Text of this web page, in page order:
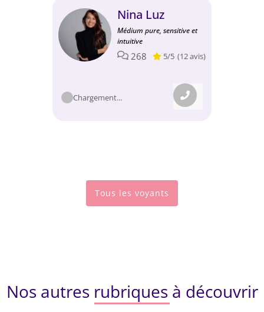
Nina Luz
Médium pure, sensitive et
intuitive
268 5/5 (12 avis)
Chargement...
Tous les voyants
Nos autres rubriques à découvrir